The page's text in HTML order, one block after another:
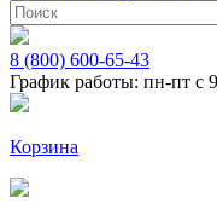
8 (800) 600-65-43
График работы: пн-пт с
Корзина